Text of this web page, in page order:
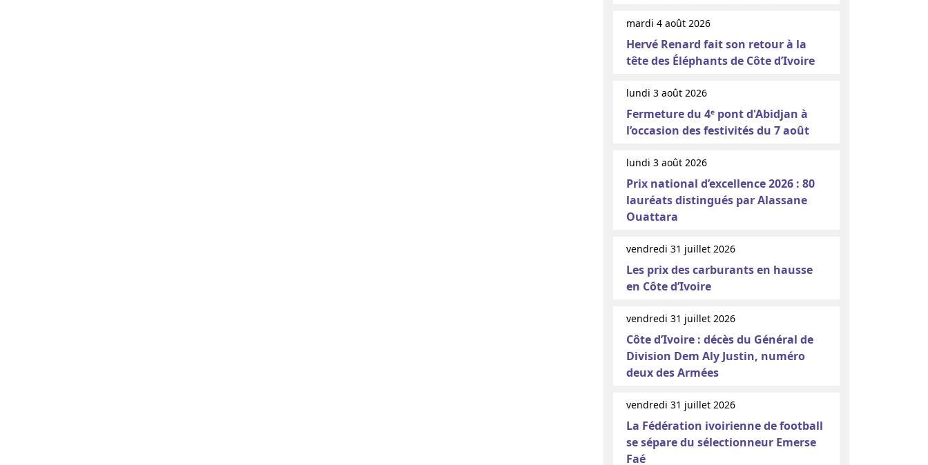
mardi 4 août 2026
Hervé Renard fait son retour à la
tête des Éléphants de Côte d’Ivoire
lundi 3 août 2026
Fermeture du 4ᵉ pont d'Abidjan à
l’occasion des festivités du 7 août
lundi 3 août 2026
Prix national d’excellence 2026 : 80
lauréats distingués par Alassane
Ouattara
vendredi 31 juillet 2026
Les prix des carburants en hausse
en Côte d’Ivoire
vendredi 31 juillet 2026
Côte d’Ivoire : décès du Général de
Division Dem Aly Justin, numéro
deux des Armées
vendredi 31 juillet 2026
La Fédération ivoirienne de football
se sépare du sélectionneur Emerse
Faé